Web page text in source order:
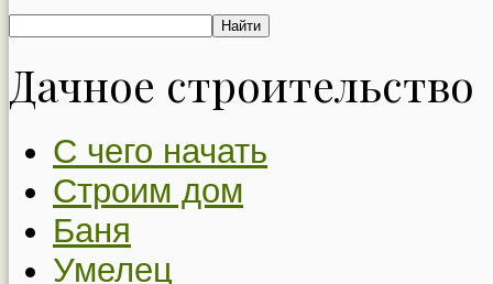
Дачное строительство
С чего начать
Строим дом
Баня
Умелец